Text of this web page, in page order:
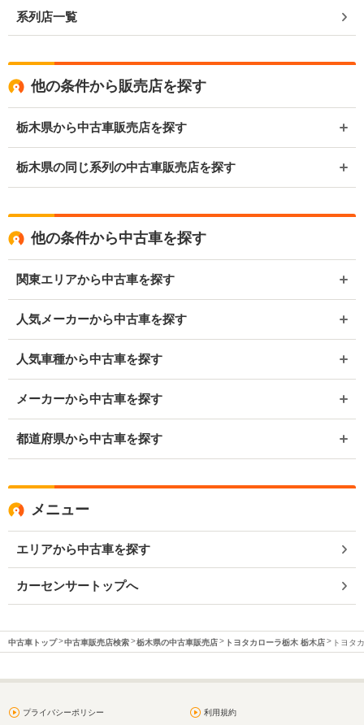
系列店一覧
他の条件から販売店を探す
栃木県から中古車販売店を探す
栃木県の同じ系列の中古車販売店を探す
他の条件から中古車を探す
関東エリアから中古車を探す
人気メーカーから中古車を探す
人気車種から中古車を探す
メーカーから中古車を探す
都道府県から中古車を探す
メニュー
エリアから中古車を探す
カーセンサートップへ
中古車トップ 中古車販売店検索 栃木県の中古車販売店 トヨタカローラ栃木 栃木店 トヨタ
プライバシーポリシー 利用規約